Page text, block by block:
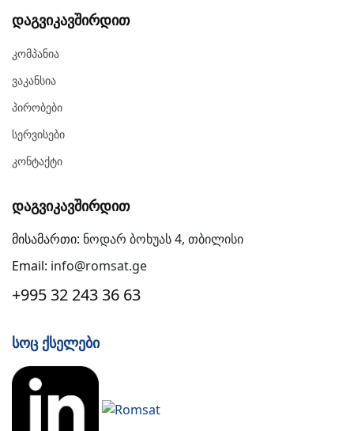
Დაგვიკავშირდით
Კომპანია
Ვაკანსია
Პირობები
Სერვისები
Კონტაქტი
Დაგვიკავშირდით
მისამართი: ნოდარ ბოხუას 4, თბილისი
Email: info@romsat.ge
+995 32 243 36 63
Სოც Ქსელები